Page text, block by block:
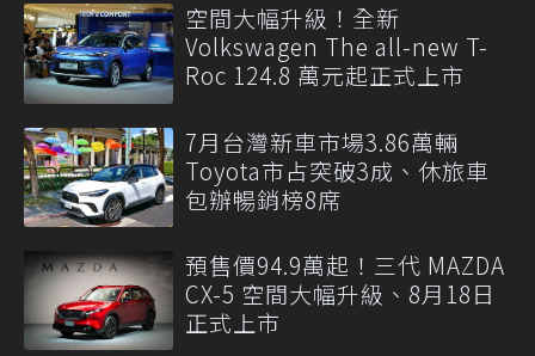
空間大幅升級！全新
Volkswagen The all-new T-
Roc 124.8 萬元起正式上市
7月台灣新車市場3.86萬輛
Toyota市占突破3成、休旅車
包辦暢銷榜8席
預售價94.9萬起！三代 MAZDA
CX-5 空間大幅升級、8月18日
正式上市